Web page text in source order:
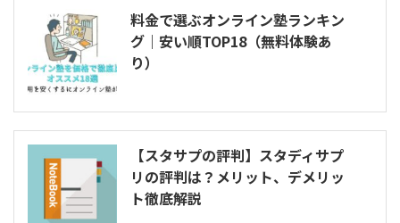
料金で選ぶオンライン塾ランキン
グ｜安い順TOP18（無料体験あ
り）
【スタサプの評判】スタディサプ
リの評判は？メリット、デメリッ
ト徹底解説